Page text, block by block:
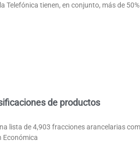
tienen, en conjunto, más de
de productos
lista de 4,903 fracciones arancelarias
Económica